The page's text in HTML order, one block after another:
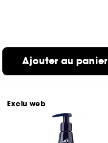
Ajouter au panier
Exclu web